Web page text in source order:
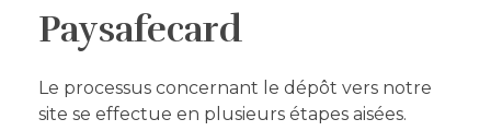
Paysafecard
Le processus concernant le dépôt vers notre
site se effectue en plusieurs étapes aisées.